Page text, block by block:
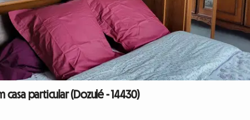
casa particular (Dozulé - 14430)